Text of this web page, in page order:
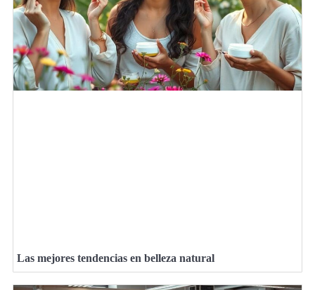
Las mejores tendencias en belleza natural